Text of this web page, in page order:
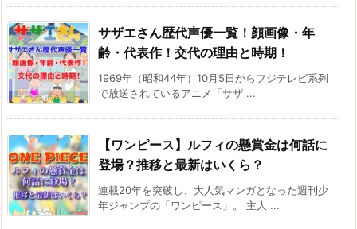
サザエさん歴代声優一覧！顔画像・年
齢・代表作！交代の理由と時期！
1969年（昭和44年）10月5日からフジテレビ系列
で放送されているアニメ「サザ ...
【ワンピース】ルフィの懸賞金は何話に
登場？推移と最新はいくら？
連載20年を突破し、大人気マンガとなった週刊少
年ジャンプの「ワンピース」。 主人 ...